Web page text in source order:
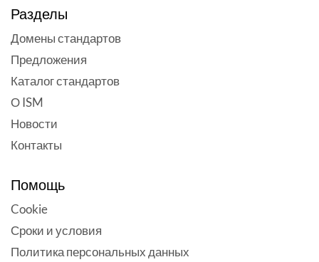
Разделы
Домены стандартов
Предложения
Каталог стандартов
О ISM
Новости
Контакты
Помощь
Cookie
Сроки и условия
Политика персональных данных